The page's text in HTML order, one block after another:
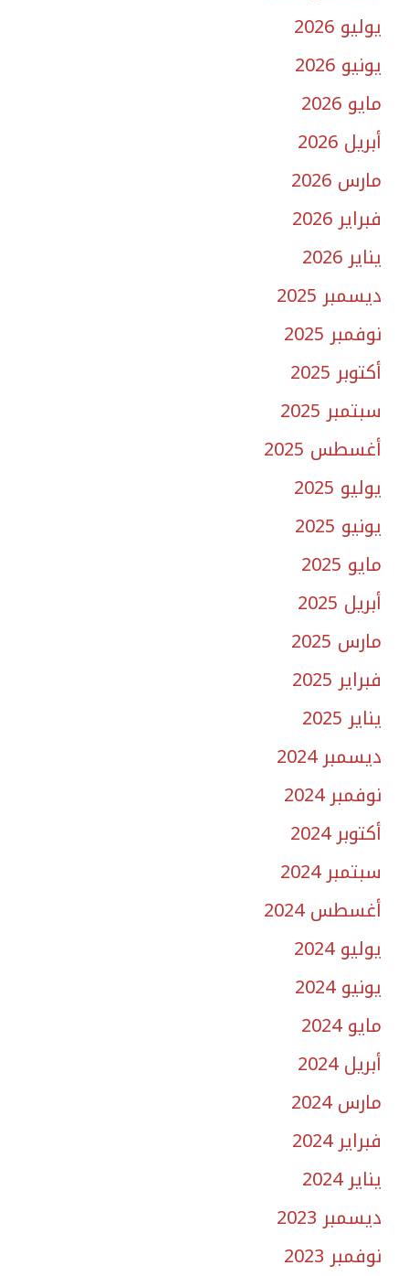
يوليو 2026
يونيو 2026
مايو 2026
أبريل 2026
مارس 2026
فبراير 2026
يناير 2026
ديسمبر 2025
نوفمبر 2025
أكتوبر 2025
سبتمبر 2025
أغسطس 2025
يوليو 2025
يونيو 2025
مايو 2025
أبريل 2025
مارس 2025
فبراير 2025
يناير 2025
ديسمبر 2024
نوفمبر 2024
أكتوبر 2024
سبتمبر 2024
أغسطس 2024
يوليو 2024
يونيو 2024
مايو 2024
أبريل 2024
مارس 2024
فبراير 2024
يناير 2024
ديسمبر 2023
نوفمبر 2023